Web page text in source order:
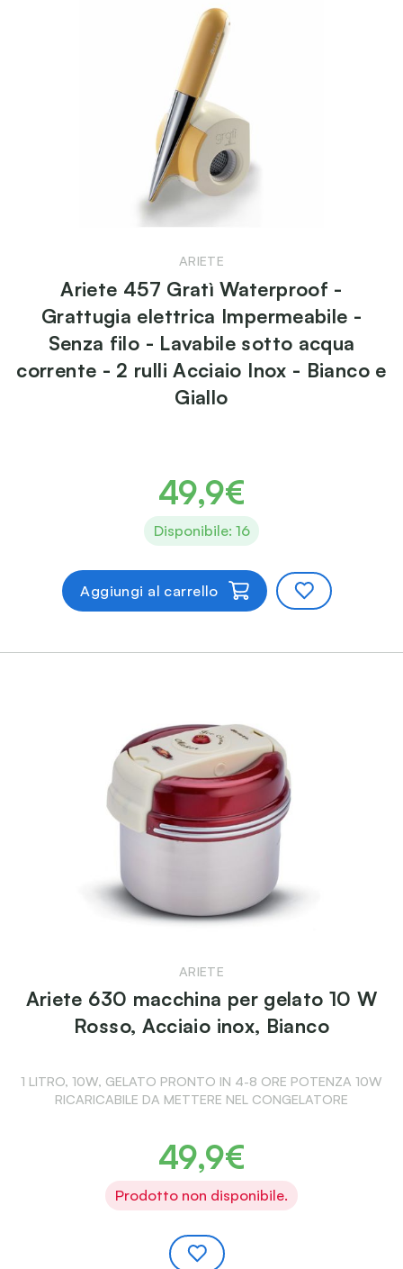
ARIETE
Ariete 457 Gratì Waterproof -
Grattugia elettrica Impermeabile -
Senza filo - Lavabile sotto acqua
corrente - 2 rulli Acciaio Inox - Bianco e
Giallo
49,9€
Disponibile: 16
Aggiungi al carrello
ARIETE
Ariete 630 macchina per gelato 10 W
Rosso, Acciaio inox, Bianco
1 LITRO, 10W, GELATO PRONTO IN 4-8 ORE POTENZA 10W
RICARICABILE DA METTERE NEL CONGELATORE
49,9€
Prodotto non disponibile.